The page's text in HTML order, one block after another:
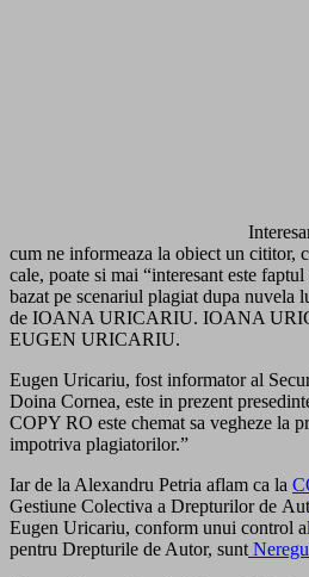
cum ne informeaza la obiect un cititor,
cale, poate si mai “interesant este
bazat pe scenariul plagiat dupa nuvela
de IOANA URICARIU. IOANA
EUGEN URICARIU.
Eugen Uricariu, fost informator al
Doina Cornea, este in prezent
COPY RO este chemat sa vegheze la
impotriva plagiatorilor.”
Iar de la Alexandru Petria aflam ca la
Gestiune Colectiva a Drepturilor de
Eugen Uricariu, conform unui control al
pentru Drepturile de Autor, sunt